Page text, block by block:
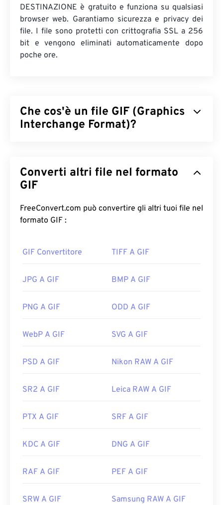
DESTINAZIONE è gratuito e funziona su qualsiasi
browser web. Garantiamo sicurezza e privacy dei
file. I file sono protetti con crittografia SSL a 256
bit e vengono eliminati automaticamente dopo
poche ore.
Che cos'è un file GIF (Graphics
Interchange Format)?
creare immagini semplici utilizzando ilmodello di
colore RGB
senza perdita di datie supporta l'animazione senza
audio. L'uso più comune del GIF è in forma animata
su Internet.
Come aprire un file GIF?
GIF, il che gli conferisce un netto vantaggio
Inoltre, il formato GIF si apre sui dispositivi mobili
diffuso diAdobe Flash
Le GIF si aprono facilmente su quasi tutte le
web e sistemi operativi. Per aprire una GIF per
Photoshop. Su Windows, apri le GIF con
NXT Proe altri. Su macOS, utilizza i visualizzatori e
Converti altri file nel formato
GIF
FreeConvert.com può convertire gli altri tuoi file nel
formato GIF :
GIF Convertitore TIFF A GIF
JPG A GIF BMP A GIF
PNG A GIF ODD A GIF
WebP A GIF SVG A GIF
PSD A GIF Nikon RAW A GIF
SR2 A GIF Leica RAW A GIF
PTX A GIF SRF A GIF
KDC A GIF DNG A GIF
RAF A GIF PEF A GIF
SRW A GIF Samsung RAW A GIF